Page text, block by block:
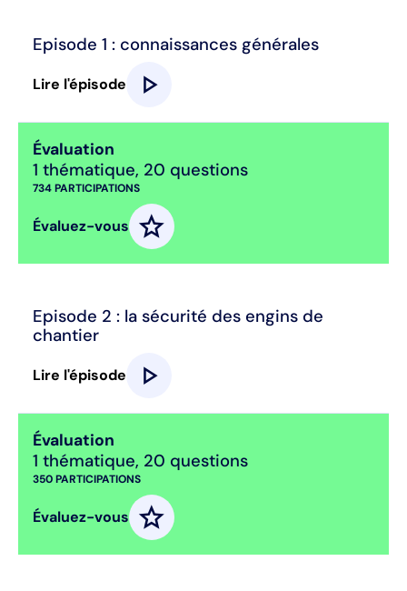
Episode 1 : connaissances générales
Lire l'épisode play_arrow
Évaluation
1 thématique, 20 questions
734PARTICIPATIONS
Évaluez-vous star
Episode 2 : la sécurité des engins de
chantier
Lire l'épisode play_arrow
Évaluation
1 thématique, 20 questions
350PARTICIPATIONS
Évaluez-vous star